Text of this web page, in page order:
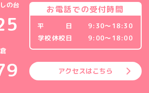
の台 お電話での受付時間
平 日
9:30〜18:30
学校休校日
9:00〜18:00
アクセスはこちら